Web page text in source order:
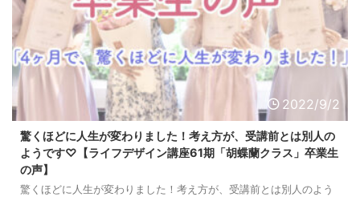
2022/9/2
驚くほどに人生が変わりました！考え方が、受講前とは別人の
ようです♡【ライフデザイン講座61期「胡蝶蘭クラス」卒業生
の声】
驚くほどに人生が変わりました！考え方が、受講前とは別人のよう